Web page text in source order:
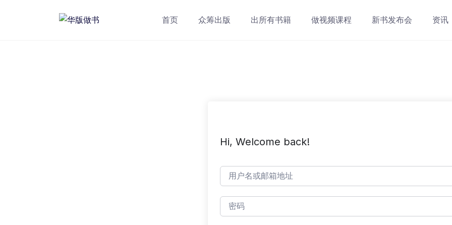
首页 众筹出版 出所有书籍 做视频课程 新书发布会 资讯
Hi, Welcome back!